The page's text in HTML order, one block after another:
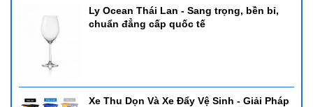
Ly Ocean Thái Lan - Sang trọng, bền bỉ,
chuẩn đẳng cấp quốc tế
Xe Thu Dọn Và Xe Đẩy Vệ Sinh - Giải Pháp